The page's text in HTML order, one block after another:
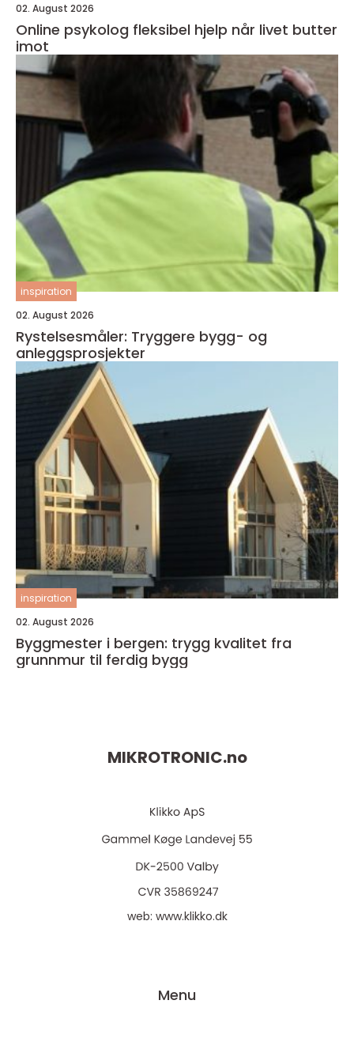
02. August 2026
Online psykolog fleksibel hjelp når livet butter
imot
inspiration
02. August 2026
Rystelsesmåler: Tryggere bygg- og
anleggsprosjekter
inspiration
02. August 2026
Byggmester i bergen: trygg kvalitet fra
grunnmur til ferdig bygg
MIKROTRONIC.no
web: www.klikko.dk
Menu